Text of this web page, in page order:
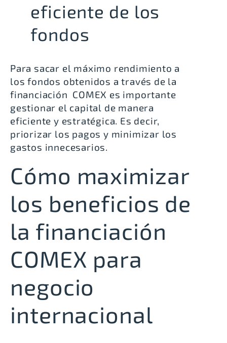
eficiente de los
fondos
Para sacar el máximo rendimiento a
los fondos obtenidos a través de la
financiación COMEX es importante
gestionar el capital de manera
eficiente y estratégica. Es decir,
priorizar los pagos y minimizar los
gastos innecesarios.
Cómo maximizar
los beneficios de
la financiación
COMEX para
negocio
internacional